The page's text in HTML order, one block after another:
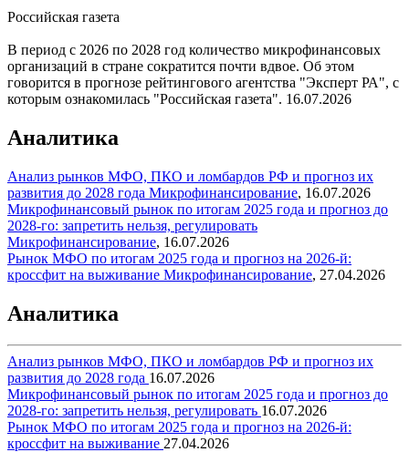
Российская газета
В период с 2026 по 2028 год количество микрофинансовых
организаций в стране сократится почти вдвое. Об этом
говорится в прогнозе рейтингового агентства "Эксперт РА", с
которым ознакомилась "Российская газета". 16.07.2026
Аналитика
Анализ рынков МФО, ПКО и ломбардов РФ и прогноз их
развития до 2028 года Микрофинансирование, 16.07.2026
Микрофинансовый рынок по итогам 2025 года и прогноз до
2028-го: запретить нельзя, регулировать
Микрофинансирование, 16.07.2026
Рынок МФО по итогам 2025 года и прогноз на 2026-й:
кроссфит на выживание Микрофинансирование, 27.04.2026
Аналитика
Анализ рынков МФО, ПКО и ломбардов РФ и прогноз их
развития до 2028 года 16.07.2026
Микрофинансовый рынок по итогам 2025 года и прогноз до
2028-го: запретить нельзя, регулировать 16.07.2026
Рынок МФО по итогам 2025 года и прогноз на 2026-й:
кроссфит на выживание 27.04.2026